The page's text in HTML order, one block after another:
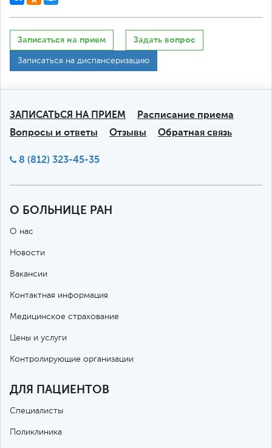
Записаться на прием Задать вопрос
Записаться на диспансеризацию
ЗАПИСАТЬСЯ НА ПРИЕМ
Расписание приема
Вопросы и ответы
Отзывы Обратная связь
8 (812) 323-45-35
О БОЛЬНИЦЕ РАН
О нас
Новости
Вакансии
Контактная информация
Медицинское страхование
Цены и услуги
Контролирующие организации
ДЛЯ ПАЦИЕНТОВ
Специалисты
Поликлиника